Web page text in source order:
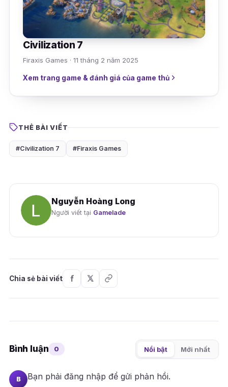
Civilization 7
Firaxis Games · 11 tháng 2 năm 2025
Xem trang game & đánh giá của game thủ
THẺ BÀI VIẾT
#Civilization 7 #Firaxis Games
Nguyễn Hoàng Long
Người viết tại Gamelade
Chia sẻ bài viết
Bình luận 0 Nổi bật Mới nhất
B Bạn phải đăng nhập để gửi phản hồi.